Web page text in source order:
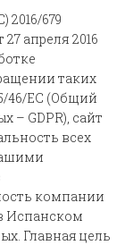
679
апреля 2016
таких
46/ЕС (Общий
– GDPR), сайт
всех
компании
Испанском
Главная цель